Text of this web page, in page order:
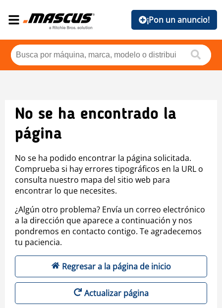
¡Pon un anuncio!
No se ha encontrado la
página
No se ha podido encontrar la página solicitada.
Comprueba si hay errores tipográficos en la URL o
consulta nuestro mapa del sitio web para
encontrar lo que necesites.
¿Algún otro problema? Envía un correo electrónico
a la dirección que aparece a continuación y nos
pondremos en contacto contigo. Te agradecemos
tu paciencia.
Regresar a la página de inicio
Actualizar página